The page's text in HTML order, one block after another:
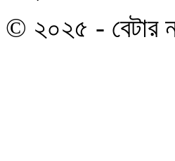
© ২০২৫ - বেটার